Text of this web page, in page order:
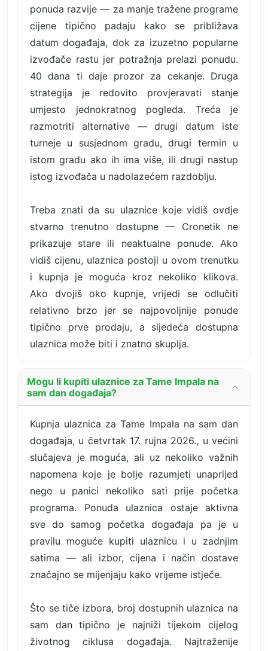
ponuda razvije — za manje tražene programe
cijene tipično padaju kako se približava
datum događaja, dok za izuzetno popularne
izvođače rastu jer potražnja prelazi ponudu.
40 dana ti daje prozor za cekanje. Druga
strategija je redovito provjeravati stanje
umjesto jednokratnog pogleda. Treća je
razmotriti alternative — drugi datum iste
turneje u susjednom gradu, drugi termin u
istom gradu ako ih ima više, ili drugi nastup
istog izvođača u nadolazećem razdoblju.
Treba znati da su ulaznice koje vidiš ovdje
stvarno trenutno dostupne — Cronetik ne
prikazuje stare ili neaktualne ponude. Ako
vidiš cijenu, ulaznica postoji u ovom trenutku
i kupnja je moguća kroz nekoliko klikova.
Ako dvojiš oko kupnje, vrijedi se odlučiti
relativno brzo jer se najpovoljnije ponude
tipično prve prodaju, a sljedeća dostupna
ulaznica može biti i znatno skuplja.
Mogu li kupiti ulaznice za Tame Impala na
sam dan događaja?
Kupnja ulaznica za Tame Impala na sam dan
događaja, u četvrtak 17. rujna 2026., u većini
slučajeva je moguća, ali uz nekoliko važnih
napomena koje je bolje razumjeti unaprijed
nego u panici nekoliko sati prije početka
programa. Ponuda ulaznica ostaje aktivna
sve do samog početka događaja pa je u
pravilu moguće kupiti ulaznicu i u zadnjim
satima — ali izbor, cijena i način dostave
značajno se mijenjaju kako vrijeme istječe.
Što se tiče izbora, broj dostupnih ulaznica na
sam dan tipično je najniži tijekom cijelog
životnog ciklusa događaja. Najtraženije